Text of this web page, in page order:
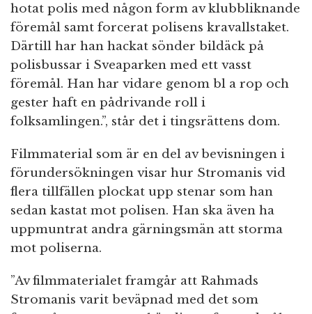
hotat polis med någon form av klubbliknande
föremål samt forcerat polisens kravallstaket.
Därtill har han hackat sönder bildäck på
polisbussar i Sveaparken med ett vasst
föremål. Han har vidare genom bl a rop och
gester haft en pådrivande roll i
folksamlingen.”, står det i tingsrättens dom.
Filmmaterial som är en del av bevisningen i
förundersökningen visar hur Stromanis vid
flera tillfällen plockat upp stenar som han
sedan kastat mot polisen. Han ska även ha
uppmuntrat andra gärningsmän att storma
mot poliserna.
”Av filmmaterialet framgår att Rahmads
Stromanis varit beväpnad med det som